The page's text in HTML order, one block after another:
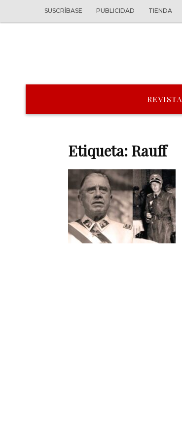
SUSCRÍBASE PUBLICIDAD TIENDA
REVISTA
Etiqueta: Rauff